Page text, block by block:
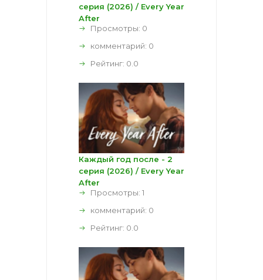
серия (2026) / Every Year
After
Просмотры: 0
комментарий: 0
Рейтинг: 0.0
Каждый год после - 2
серия (2026) / Every Year
After
Просмотры: 1
комментарий: 0
Рейтинг: 0.0